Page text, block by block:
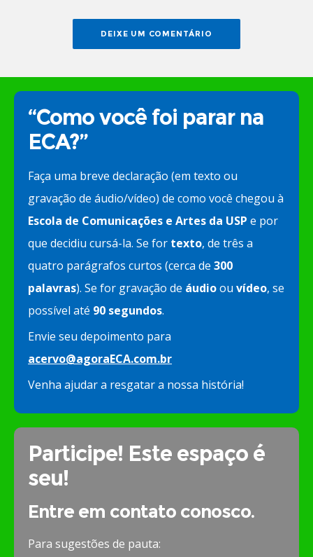
“Como você foi parar na
ECA?”
Faça uma breve declaração (em texto ou
gravação de áudio/vídeo) de como você chegou à
Escola de Comunicações e Artes da USP e por
que decidiu cursá-la. Se for texto, de três a
quatro parágrafos curtos (cerca de 300
palavras). Se for gravação de áudioou vídeo, se
possível até 90 segundos.
Envie seu depoimento para
acervo@agoraECA.com.br
Venha ajudar a resgatar a nossa história!
Participe! Este espaço é
seu!
Entre em contato conosco.
Para sugestões de pauta: